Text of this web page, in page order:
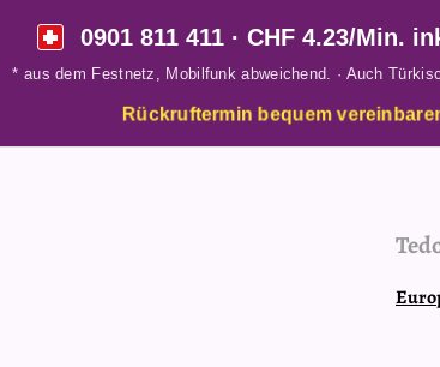
0901 811 411· CHF 4.23/Min.
* aus dem Festnetz, Mobilfunk abweichend. · Auch
Rückruftermin bequem